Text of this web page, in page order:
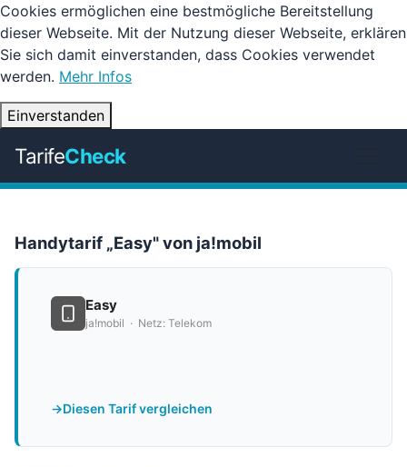
Cookies ermöglichen eine bestmögliche Bereitstellung
dieser Webseite. Mit der Nutzung dieser Webseite, erklären
Sie sich damit einverstanden, dass Cookies verwendet
werden. Mehr Infos
Einverstanden
TarifeCheck
Handytarif „Easy" von ja!mobil
Easy
ja!mobil · Netz: Telekom
Diesen Tarif vergleichen